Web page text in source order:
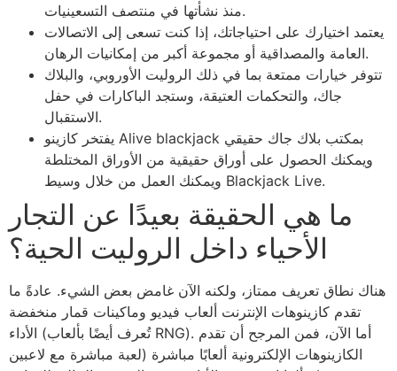
منذ نشأتها في منتصف التسعينيات.
يعتمد اختيارك على احتياجاتك، إذا كنت تسعى إلى الاتصالات
العامة والمصداقية أو مجموعة أكبر من إمكانيات الرهان.
تتوفر خيارات ممتعة بما في ذلك الروليت الأوروبي، والبلاك
جاك، والتحكمات العتيقة، وستجد الباكارات في حفل
الاستقبال.
يفتخر كازينو Alive blackjack بمكتب بلاك جاك حقيقي
ويمكنك الحصول على أوراق حقيقية من الأوراق المختلطة
ويمكنك العمل من خلال وسيط Blackjack Live.
ما هي الحقيقة بعيدًا عن التجار
الأحياء داخل الروليت الحية؟
هناك نطاق تعريف ممتاز، ولكنه الآن غامض بعض الشيء. عادةً ما
تقدم كازينوهات الإنترنت ألعاب فيديو وماكينات قمار منخفضة
الأداء (تُعرف أيضًا بألعاب RNG). أما الآن، فمن المرجح أن تقدم
الكازينوهات الإلكترونية ألعابًا مباشرة (لعبة مباشرة مع لاعبين